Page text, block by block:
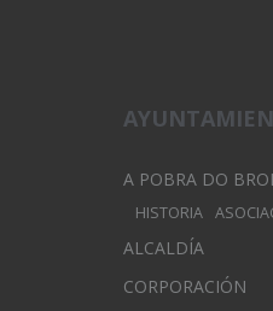
A POBRA DO
HISTORIA
ALCALDÍA
CORPORACIÓN